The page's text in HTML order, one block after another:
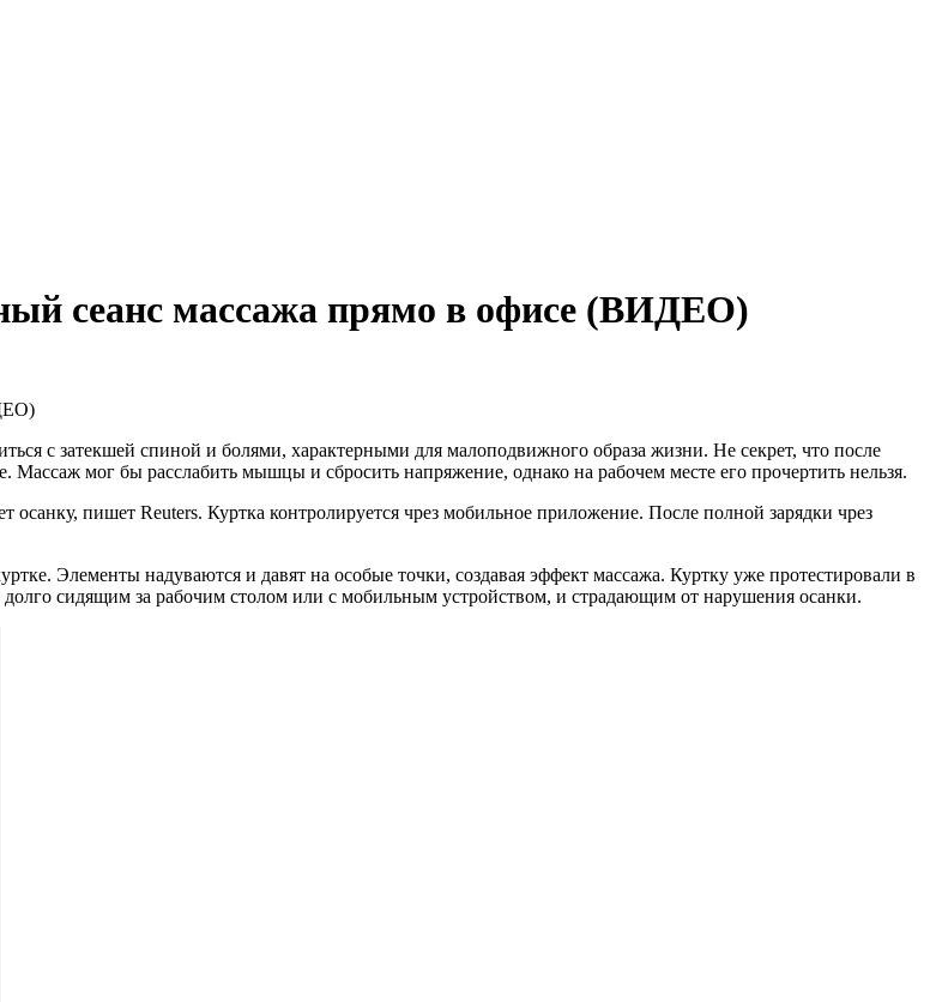
сеанс массажа прямо в офисе (ВИДЕО)
с затекшей спиной и болями, характерными для малоподвижного образа жизни. Не секрет, что после
Массаж мог бы расслабить мышцы и сбросить напряжение, однако на рабочем месте его прочертить нельзя.
пишет Reuters. Куртка контролируется чрез мобильное приложение. После полной зарядки чрез
Элементы надуваются и давят на особые точки, создавая эффект массажа. Куртку уже протестировали в
сидящим за рабочим столом или с мобильным устройством, и страдающим от нарушения осанки.